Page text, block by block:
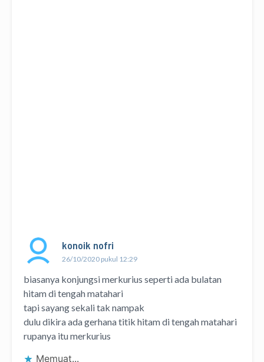
konoik nofri
26/10/2020 pukul 12:29
biasanya konjungsi merkurius seperti ada bulatan
hitam di tengah matahari
tapi sayang sekali tak nampak
dulu dikira ada gerhana titik hitam di tengah matahari
rupanya itu merkurius
Memuat...